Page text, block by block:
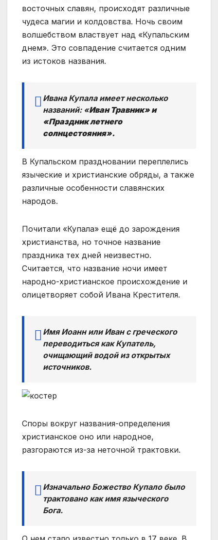
восточных славян, происходят различные
чудеса магии и колдовства. Ночь своим
волшебством властвует над «Купальским
днем». Это совпадение считается одним
из истоков названия.
Ивана Купала имеет несколько
названий: «Иван Травник» и
«Праздник летнего
солнцестояния».
В Купальском праздновании переплелись
языческие и христианские обряды, а также
различные особенности славянских
народов.
Почитали «Купала» ещё до зарождения
христианства, но точное название
праздника тех дней неизвестно.
Считается, что название ночи имеет
народно-христианское происхождение и
олицетворяет собой Ивана Крестителя.
Имя Иоанн или Иван с греческого
переводиться как Купатель,
очищающий водой из открытых
источников.
Споры вокруг названия-определения
христианское оно или народное,
разгораются из-за неточной трактовки.
Изначально Божество Купало было
трактовано как имя языческого
Бога.